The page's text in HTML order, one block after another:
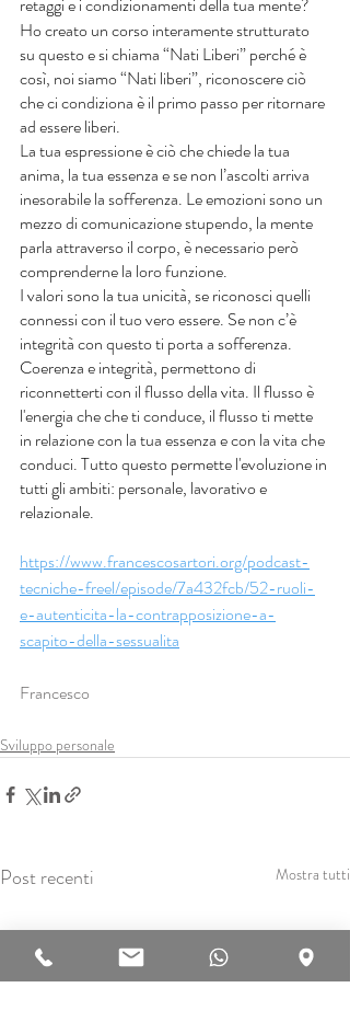
Ho creato un corso interamente strutturato
su questo e si chiama “Nati Liberi” perché è
così, noi siamo “Nati liberi”, riconoscere ciò
che ci condiziona è il primo passo per ritornare
ad essere liberi.
La tua espressione è ciò che chiede la tua
anima, la tua essenza e se non l’ascolti arriva
inesorabile la sofferenza. Le emozioni sono un
mezzo di comunicazione stupendo, la mente
parla attraverso il corpo, è necessario però
comprenderne la loro funzione.
I valori sono la tua unicità, se riconosci quelli
connessi con il tuo vero essere. Se non c’è
integrità con questo ti porta a sofferenza.
Coerenza e integrità, permettono di
riconnetterti con il flusso della vita. Il flusso è
l'energia che che ti conduce, il flusso ti mette
in relazione con la tua essenza e con la vita che
conduci. Tutto questo permette l'evoluzione in
tutti gli ambiti: personale, lavorativo e
relazionale.
https://www.francescosartori.org/podcast-
tecniche-freel/episode/7a432fcb/52-ruoli-
e-autenticita-la-contrapposizione-a-
scapito-della-sessualita
Francesco
Sviluppo personale
Post recenti Mostra tutti